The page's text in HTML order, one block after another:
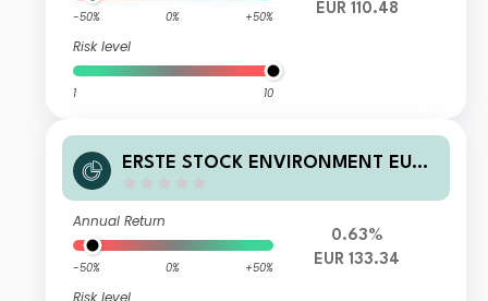
-50% 0% +50%
Risk level
1 10
EUR 110.48
ERSTE STOCK ENVIRONMENT EUR
Annual Return
-50% 0% +50%
Risk level
0.63%
EUR 133.34